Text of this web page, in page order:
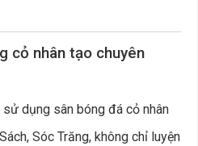
cỏ nhân tạo chuyên
dụng sân bóng đá cỏ nhân
Sóc Trăng, không chỉ luyện